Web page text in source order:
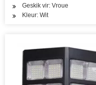
Geskik vir: Vroue
Kleur: Wit